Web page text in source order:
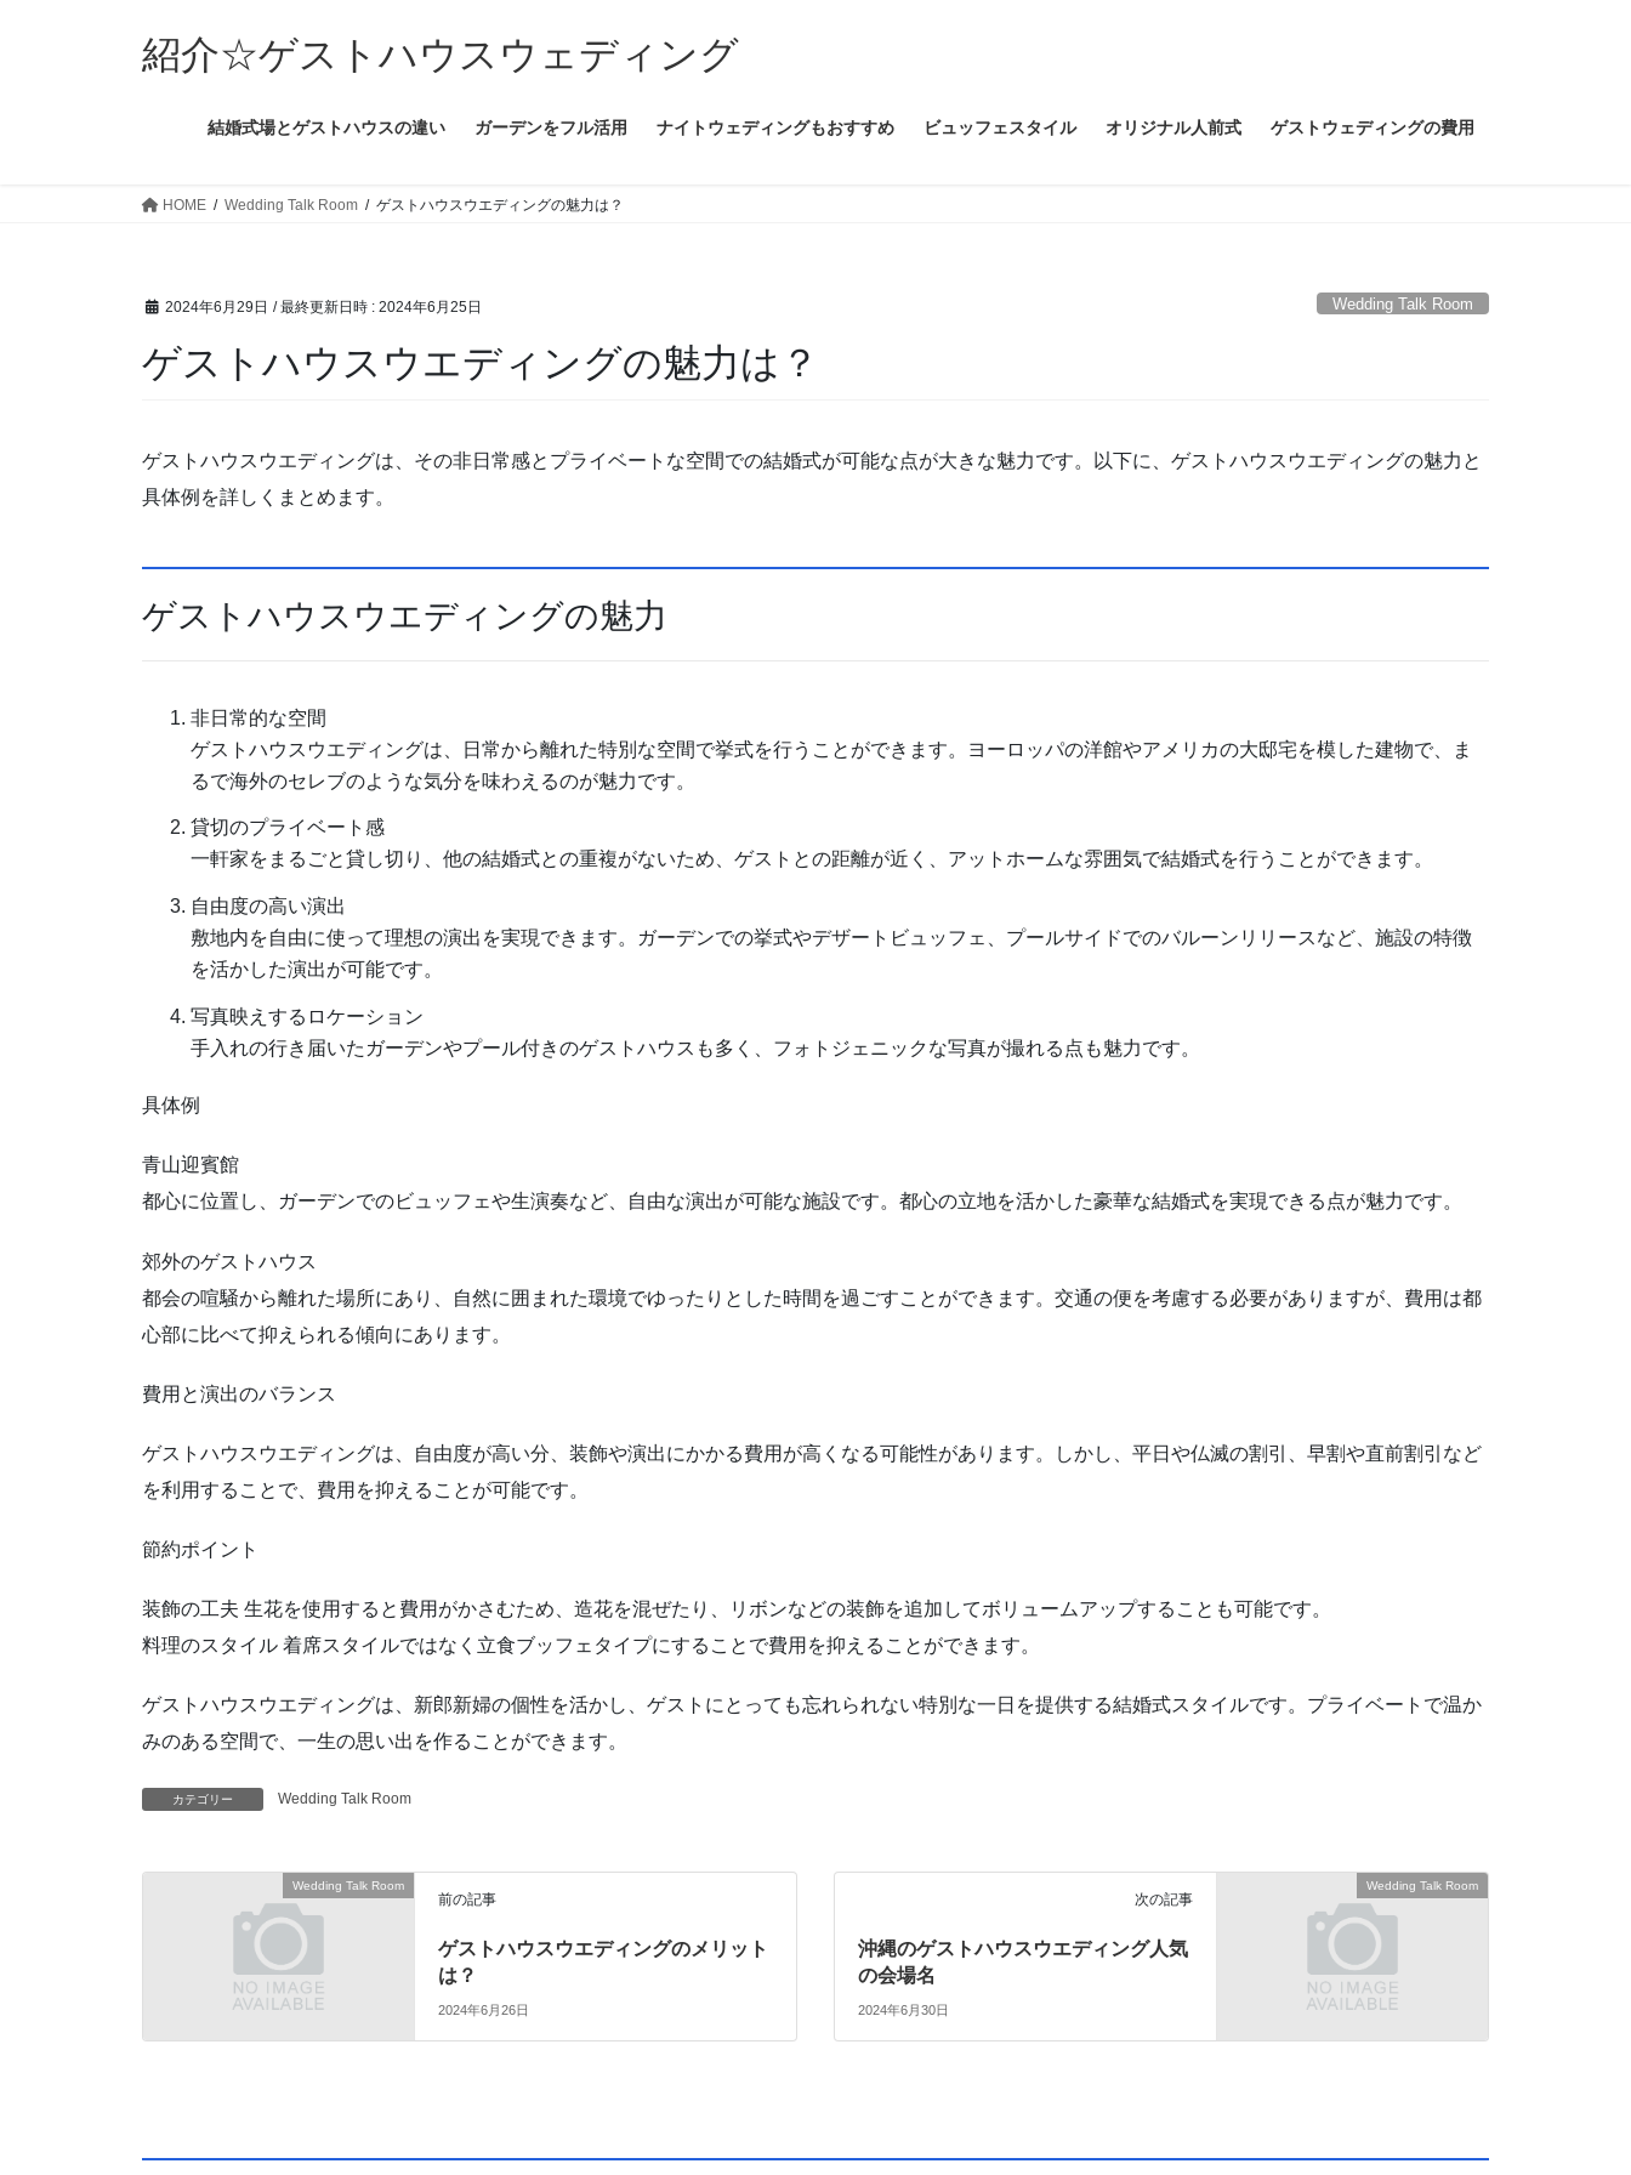
紹介☆ゲストハウスウェディング
結婚式場とゲストハウスの違い ガーデンをフル活用 ナイトウェディングもおすすめ ビュッフェスタイル オリジナル人前式 ゲストウェディングの費用
HOME Wedding Talk Room ゲストハウスウエディングの魅力は？
2024年6月29日 / 最終更新日時 : 2024年6月25日 Wedding Talk Room
ゲストハウスウエディングの魅力は？
ゲストハウスウエディングは、その非日常感とプライベートな空間での結婚式が可能な点が大きな魅力です。以下に、ゲストハウスウエディングの魅力と
具体例を詳しくまとめます。
ゲストハウスウエディングの魅力
非日常的な空間
ゲストハウスウエディングは、日常から離れた特別な空間で挙式を行うことができます。ヨーロッパの洋館やアメリカの大邸宅を模した建物で、ま
るで海外のセレブのような気分を味わえるのが魅力です。
貸切のプライベート感
一軒家をまるごと貸し切り、他の結婚式との重複がないため、ゲストとの距離が近く、アットホームな雰囲気で結婚式を行うことができます。
自由度の高い演出
敷地内を自由に使って理想の演出を実現できます。ガーデンでの挙式やデザートビュッフェ、プールサイドでのバルーンリリースなど、施設の特徴
を活かした演出が可能です。
写真映えするロケーション
手入れの行き届いたガーデンやプール付きのゲストハウスも多く、フォトジェニックな写真が撮れる点も魅力です。
具体例
青山迎賓館
都心に位置し、ガーデンでのビュッフェや生演奏など、自由な演出が可能な施設です。都心の立地を活かした豪華な結婚式を実現できる点が魅力です。
郊外のゲストハウス
都会の喧騒から離れた場所にあり、自然に囲まれた環境でゆったりとした時間を過ごすことができます。交通の便を考慮する必要がありますが、費用は都
心部に比べて抑えられる傾向にあります。
費用と演出のバランス
ゲストハウスウエディングは、自由度が高い分、装飾や演出にかかる費用が高くなる可能性があります。しかし、平日や仏滅の割引、早割や直前割引など
を利用することで、費用を抑えることが可能です。
節約ポイント
装飾の工夫 生花を使用すると費用がかさむため、造花を混ぜたり、リボンなどの装飾を追加してボリュームアップすることも可能です。
料理のスタイル 着席スタイルではなく立食ブッフェタイプにすることで費用を抑えることができます。
ゲストハウスウエディングは、新郎新婦の個性を活かし、ゲストにとっても忘れられない特別な一日を提供する結婚式スタイルです。プライベートで温か
みのある空間で、一生の思い出を作ることができます。
カテゴリー Wedding Talk Room
Wedding Talk Room
前の記事
ゲストハウスウエディングのメリット
は？
2024年6月26日
Wedding Talk Room
次の記事
沖縄のゲストハウスウエディング人気
の会場名
2024年6月30日